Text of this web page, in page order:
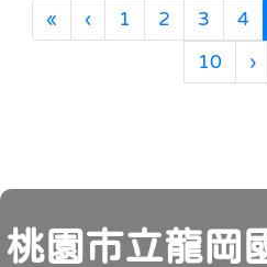
«第一頁
‹上一頁
1 2 3 4
10 ›
頁尾
桃園市立龍岡